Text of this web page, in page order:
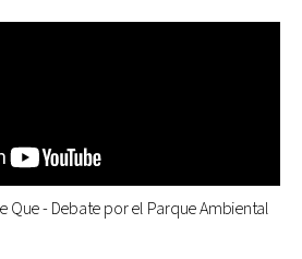
Que - Debate por el Parque Ambiental